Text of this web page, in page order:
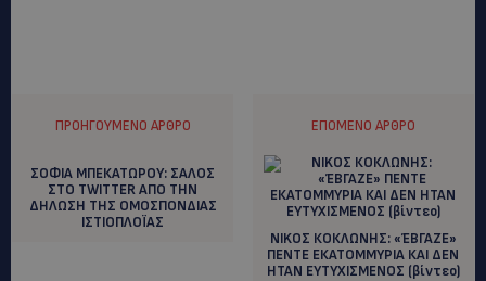
ΠΡΟΗΓΟΎΜΕΝΟ ΆΡΘΡΟ
ΣΟΦΙΑ ΜΠΕΚΑΤΩΡΟΥ: ΣΑΛΟΣ
ΣΤΟ TWITTER AΠΟ ΤΗΝ
ΔΗΛΩΣΗ ΤΗΣ ΟΜΟΣΠΟΝΔΙΑΣ
ΙΣΤΙΟΠΛΟΪΑΣ
ΕΠΌΜΕΝΟ ΆΡΘΡΟ
NIKOΣ ΚΟΚΛΩΝΗΣ: «ΈΒΓΑΖΕ»
ΠΕΝΤΕ ΕΚΑΤΟΜΜΥΡΙΑ ΚΑΙ ΔΕΝ
ΗΤΑΝ ΕΥΤΥΧΙΣΜΕΝΟΣ (βίντεο)